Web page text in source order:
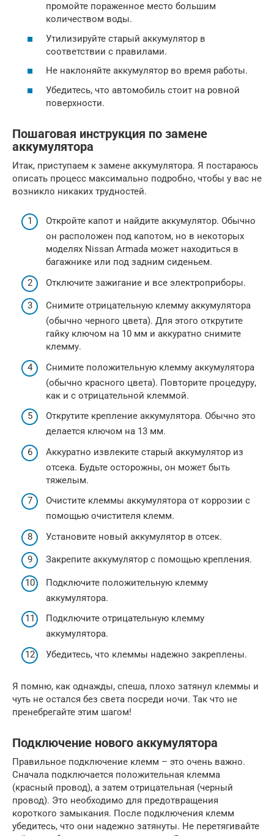
промойте пораженное место большим
количеством воды.
Утилизируйте старый аккумулятор в
соответствии с правилами.
Не наклоняйте аккумулятор во время работы.
Убедитесь, что автомобиль стоит на ровной
поверхности.
Пошаговая инструкция по замене
аккумулятора
Итак, приступаем к замене аккумулятора. Я постараюсь
описать процесс максимально подробно, чтобы у вас не
возникло никаких трудностей.
Откройте капот и найдите аккумулятор. Обычно
он расположен под капотом, но в некоторых
моделях Nissan Armada может находиться в
багажнике или под задним сиденьем.
Отключите зажигание и все электроприборы.
Снимите отрицательную клемму аккумулятора
(обычно черного цвета). Для этого открутите
гайку ключом на 10 мм и аккуратно снимите
клемму.
Снимите положительную клемму аккумулятора
(обычно красного цвета). Повторите процедуру,
как и с отрицательной клеммой.
Открутите крепление аккумулятора. Обычно это
делается ключом на 13 мм.
Аккуратно извлеките старый аккумулятор из
отсека. Будьте осторожны, он может быть
тяжелым.
Очистите клеммы аккумулятора от коррозии с
помощью очистителя клемм.
Установите новый аккумулятор в отсек.
Закрепите аккумулятор с помощью крепления.
Подключите положительную клемму
аккумулятора.
Подключите отрицательную клемму
аккумулятора.
Убедитесь, что клеммы надежно закреплены.
Я помню, как однажды, спеша, плохо затянул клеммы и
чуть не остался без света посреди ночи. Так что не
пренебрегайте этим шагом!
Подключение нового аккумулятора
Правильное подключение клемм – это очень важно.
Сначала подключается положительная клемма
(красный провод), а затем отрицательная (черный
провод). Это необходимо для предотвращения
короткого замыкания. После подключения клемм
убедитесь, что они надежно затянуты. Не перетягивайте